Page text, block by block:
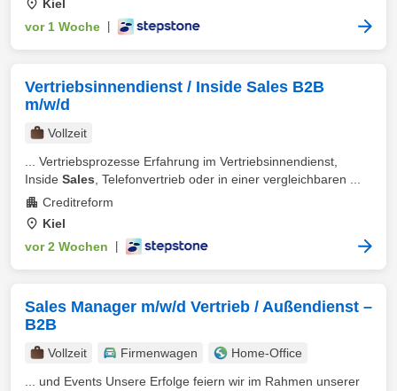
Kiel
vor 1 Woche
Vertriebsinnendienst / Inside Sales B2B
m/w/d
Vollzeit
... Vertriebsprozesse Erfahrung im Vertriebsinnendienst,
Inside Sales , Telefonvertrieb oder in einer vergleichbaren ...
Creditreform
Kiel
vor 2 Wochen
Sales Manager m/w/d Vertrieb / Außendienst –
B2B
Vollzeit Firmenwagen
Home-Office
... und Events Unsere Erfolge feiern wir im Rahmen unserer